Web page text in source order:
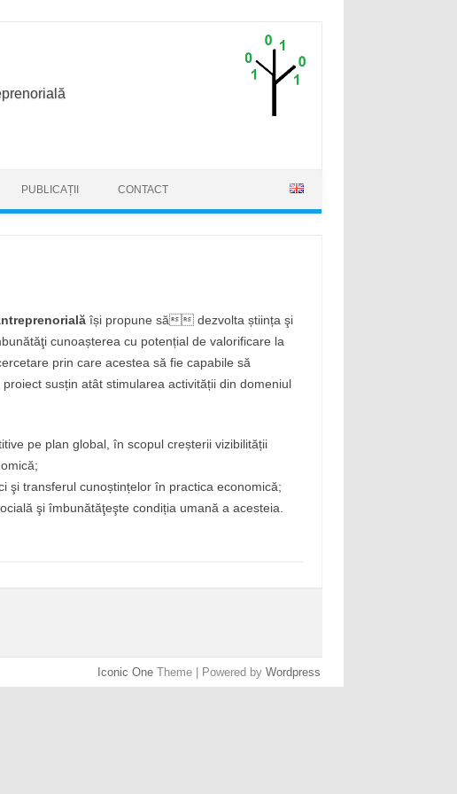
PUBLICAȚII CONTACT
își propune să dezvolta știința şi
cunoașterea cu potențial de valorificare la
prin care acestea să fie capabile să
susțin atât stimularea activității din domeniul
pe plan global, în scopul creșterii vizibilității
şi transferul cunoștințelor în practica economică;
şi îmbunătăţeşte condiția umană a acesteia.
Iconic One Theme | Powered by Wordpress